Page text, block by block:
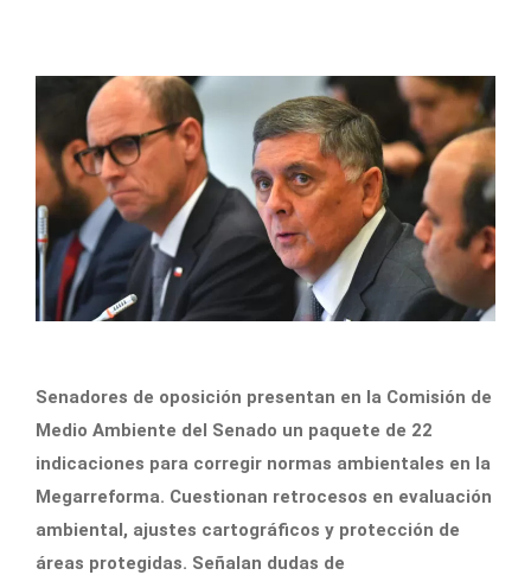
Senadores de oposición presentan en la Comisión de
Medio Ambiente del Senado un paquete de 22
indicaciones para corregir normas ambientales en la
Megarreforma. Cuestionan retrocesos en evaluación
ambiental, ajustes cartográficos y protección de
áreas protegidas. Señalan dudas de